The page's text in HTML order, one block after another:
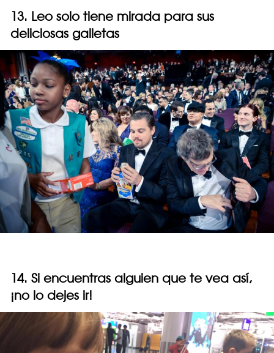
13. Leo solo tiene mirada para sus
deliciosas galletas
14. Si encuentras alguien que te vea así,
¡no lo dejes ir!